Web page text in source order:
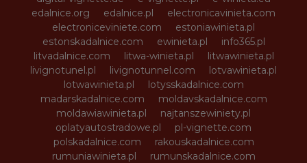
edalnice.org
edalnice.pl
electronicavinieta.com
electroniceviniete.com
estoniawinieta.pl
estonskadalnice.com
ewinieta.pl
info365.pl
litvadalnice.com
litwa-winieta.pl
litwawinieta.pl
livignotunel.pl
livignotunnel.com
lotvawinieta.pl
lotwawinieta.pl
lotysskadalnice.com
madarskadalnice.com
moldavskadalnice.com
moldawiawinieta.pl
najtanszewiniety.pl
oplatyautostradowe.pl
pl-vignette.com
polskadalnice.com
rakouskadalnice.com
rumuniawinieta.pl
rumunskadalnice.com